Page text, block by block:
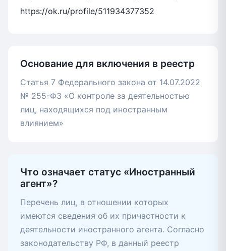
https://ok.ru/profile/511934377352
Основание для включения в реестр
Статья 7 Федерального закона от 14.07.2022
№ 255-ФЗ «О контроле за деятельностью
лиц, находящихся под иностранным
влиянием»
Что означает статус «Иностранный
агент»?
Перечень лиц, в отношении которых
имеются сведения об их причастности к
деятельности иностранного агента. Согласно
законодательству РФ, в данный реестр